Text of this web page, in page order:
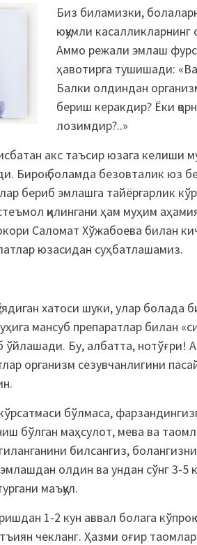
Биз биламизки,
юқумли
Аммо режали эмлаш
ҳавотирга тушишади:
Балки олдиндан
бериш керакдир? Ёки
лозимдир?..»
акс таъсир юзага келиши
Бироқ боламда безовталик юз
бериб эмлашга тайёргарлик
қилингани ҳам муҳим
Саломат Хўжабоева билан
юзасидан суҳбатлашамиз.
хатоси шуки, улар болада
мансуб препаратлар билан
Бу, албатта, нотўғри!
организм сезувчанлигини
бўлмаса,
бўлган маҳсулот, мева ва
билсангиз,
эмлашдан олдин ва ундан сўнг 3-
маъқул.
1-2 кун аввал болага
чекланг. Ҳазми оғир